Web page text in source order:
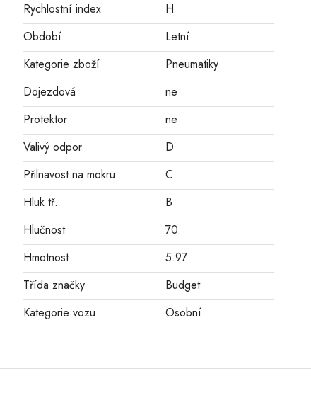
Rychlostní index
H
Období
Letní
Kategorie zboží
Pneumatiky
Dojezdová
ne
Protektor
ne
Valivý odpor
D
Přilnavost na mokru
C
Hluk tř.
B
Hlučnost
70
Hmotnost
5.97
Třída značky
Budget
Kategorie vozu
Osobní